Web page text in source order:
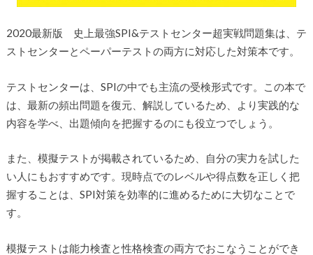
2020最新版 史上最強SPI&テストセンター超実戦問題集は、テ
ストセンターとペーパーテストの両方に対応した対策本です。
テストセンターは、SPIの中でも主流の受検形式です。この本で
は、最新の頻出問題を復元、解説しているため、より実践的な
内容を学べ、出題傾向を把握するのにも役立つでしょう。
また、模擬テストが掲載されているため、自分の実力を試した
い人にもおすすめです。現時点でのレベルや得点数を正しく把
握することは、SPI対策を効率的に進めるために大切なことで
す。
模擬テストは能力検査と性格検査の両方でおこなうことができ